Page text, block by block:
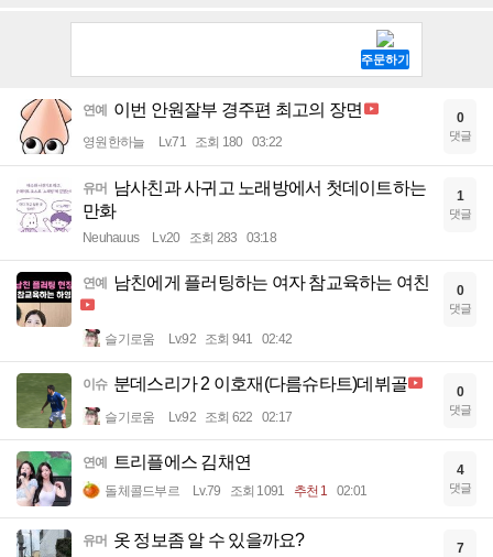
연예 이번 안원잘부 경주편 최고의 장면
영원한하늘 Lv.71 조회 180 03:22
0
댓글
유머 남사친과 사귀고 노래방에서 첫데이트하는
만화
Neuhauus Lv.20 조회 283 03:18
1
댓글
연예 남친에게 플러팅하는 여자 참교육하는 여친
슬기로움 Lv.92 조회 941 02:42
0
댓글
이슈 분데스리가 2 이호재(다름슈타트)데뷔골
슬기로움 Lv.92 조회 622 02:17
0
댓글
연예 트리플에스 김채연
돌체콜드부르 Lv.79 조회 1091 추천 1 02:01
4
댓글
유머 옷 정보좀 알 수 있을까요? 7